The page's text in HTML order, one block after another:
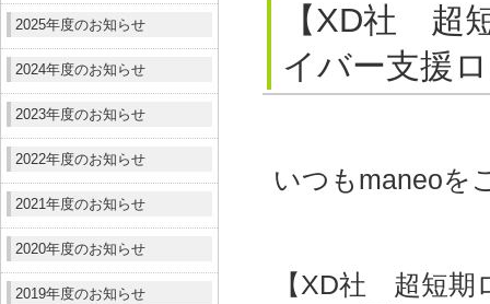
2025年度のお知らせ
2024年度のお知らせ
2023年度のお知らせ
2022年度のお知らせ
2021年度のお知らせ
2020年度のお知らせ
2019年度のお知らせ
【XD社 超
イバー支援
いつもmaneoを
【XD社 超短期